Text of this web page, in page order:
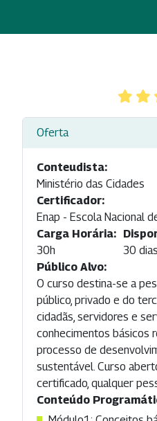
Oferta
Conteudista:
Ministério das Cidades
Certificador:
Enap - Escola Nacional
Carga Horária:
30h
30 dias
Público Alvo:
O curso destina-se a
público, privado e do
cidadãs, servidores e
conhecimentos básicos
processo de
sustentável. Curso
certificado, qualquer
Conteúdo